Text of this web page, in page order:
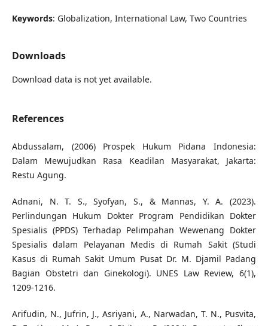
Keywords: Globalization, International Law, Two Countries
Downloads
Download data is not yet available.
References
Abdussalam, (2006) Prospek Hukum Pidana Indonesia:
Dalam Mewujudkan Rasa Keadilan Masyarakat, Jakarta:
Restu Agung.
Adnani, N. T. S., Syofyan, S., & Mannas, Y. A. (2023).
Perlindungan Hukum Dokter Program Pendidikan Dokter
Spesialis (PPDS) Terhadap Pelimpahan Wewenang Dokter
Spesialis dalam Pelayanan Medis di Rumah Sakit (Studi
Kasus di Rumah Sakit Umum Pusat Dr. M. Djamil Padang
Bagian Obstetri dan Ginekologi). UNES Law Review, 6(1),
1209-1216.
Arifudin, N., Jufrin, J., Asriyani, A., Narwadan, T. N., Pusvita,